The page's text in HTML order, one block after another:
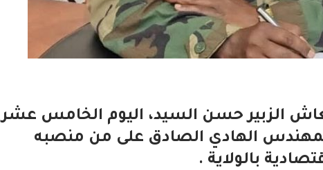
الزبير حسن السيد، اليوم الخامس عشر
باعفاء المهندس الهادي الصادق على من منصبه
بالولاية .